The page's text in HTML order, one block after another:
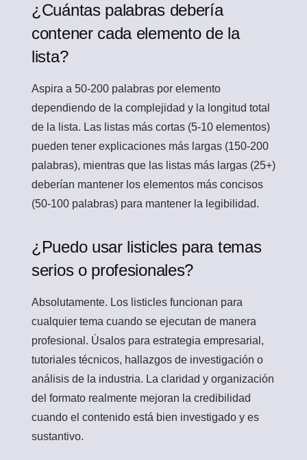
¿Cuántas palabras debería
contener cada elemento de la
lista?
Aspira a 50-200 palabras por elemento
dependiendo de la complejidad y la longitud total
de la lista. Las listas más cortas (5-10 elementos)
pueden tener explicaciones más largas (150-200
palabras), mientras que las listas más largas (25+)
deberían mantener los elementos más concisos
(50-100 palabras) para mantener la legibilidad.
¿Puedo usar listicles para temas
serios o profesionales?
Absolutamente. Los listicles funcionan para
cualquier tema cuando se ejecutan de manera
profesional. Úsalos para estrategia empresarial,
tutoriales técnicos, hallazgos de investigación o
análisis de la industria. La claridad y organización
del formato realmente mejoran la credibilidad
cuando el contenido está bien investigado y es
sustantivo.